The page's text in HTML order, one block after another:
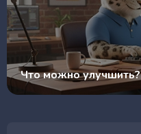
Что можно улучшить?